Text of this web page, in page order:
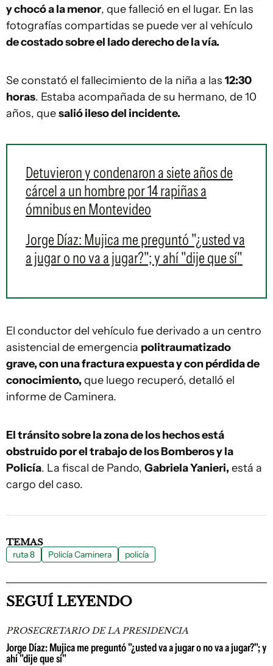
y chocó a la menor, que falleció en el lugar. En las
fotografías compartidas se puede ver al vehículo
de costado sobre el lado derecho de la vía.
Se constató el fallecimiento de la niña a las 12:30
horas. Estaba acompañada de su hermano, de 10
años, quesalió ileso del incidente.
Detuvieron y condenaron a siete años de
cárcel a un hombre por 14 rapiñas a
ómnibus en Montevideo
Jorge Díaz: Mujica me preguntó "¿usted va
a jugar o no va a jugar?"; y ahí "dije que sí"
El conductor del vehículo fue derivado a un centro
asistencial de emergencia politraumatizado
grave, con una fractura expuesta y con pérdida de
conocimiento, que luego recuperó, detalló el
informe de Caminera.
El tránsito sobre la zona de los hechos está
obstruido por el trabajo de los Bomberos y la
Policía. La fiscal de Pando, Gabriela Yanieri, está a
cargo del caso.
TEMAS
ruta 8 Policía Caminera policía
SEGUÍ LEYENDO
PROSECRETARIO DE LA PRESIDENCIA
Jorge Díaz: Mujica me preguntó "¿usted va a jugar o no va a jugar?"; y
ahí "dije que sí"